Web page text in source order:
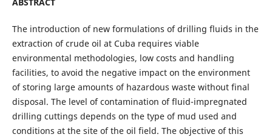
The introduction of new formulations of drilling fluids in the
extraction of crude oil at Cuba requires viable
environmental methodologies, low costs and handling
facilities, to avoid the negative impact on the environment
of storing large amounts of hazardous waste without final
disposal. The level of contamination of fluid-impregnated
drilling cuttings depends on the type of mud used and
conditions at the site of the oil field. The objective of this